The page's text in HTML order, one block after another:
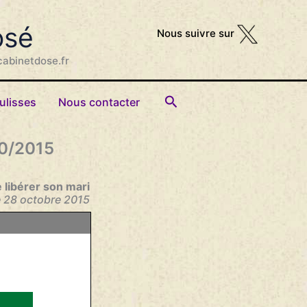
Nous suivre sur
Nous contacter Rechercher
2015
libérer son mari
28 octobre 2015